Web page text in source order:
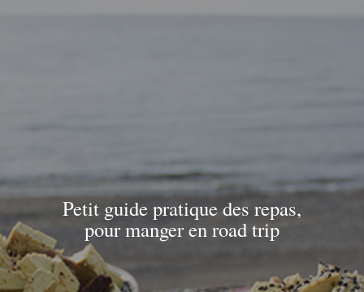
Petit guide pratique des repas,
pour manger en road trip